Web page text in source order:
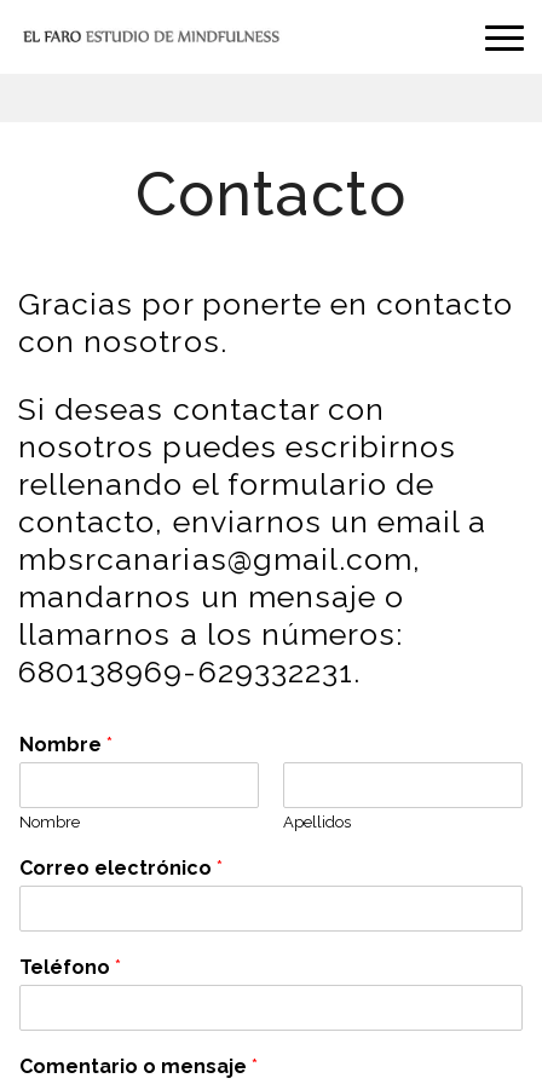
Contacto
Gracias por ponerte en contacto
con nosotros.
Si deseas contactar con
nosotros puedes escribirnos
rellenando el formulario de
contacto, enviarnos un email a
mbsrcanarias@gmail.com,
mandarnos un mensaje o
llamarnos a los números:
680138969-629332231.
Nombre *
Nombre Apellidos
Correo electrónico *
Teléfono *
Comentario o mensaje *